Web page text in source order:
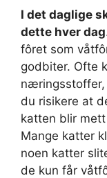
I det daglige
dette hver dag
fôret som
godbiter. Ofte
næringsstoffer,
du risikere at
katten blir
Mange katter
noen katter
de kun får